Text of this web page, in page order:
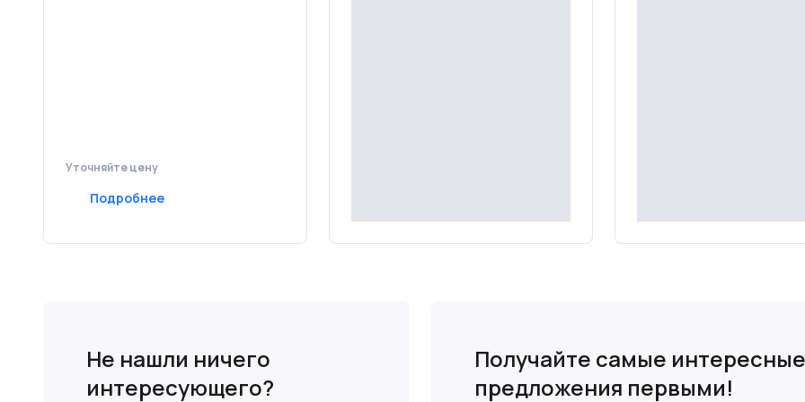
Уточняйте цену
Подробнее
Не нашли ничего
интересующего?
Получайте самые интересные
предложения первыми!